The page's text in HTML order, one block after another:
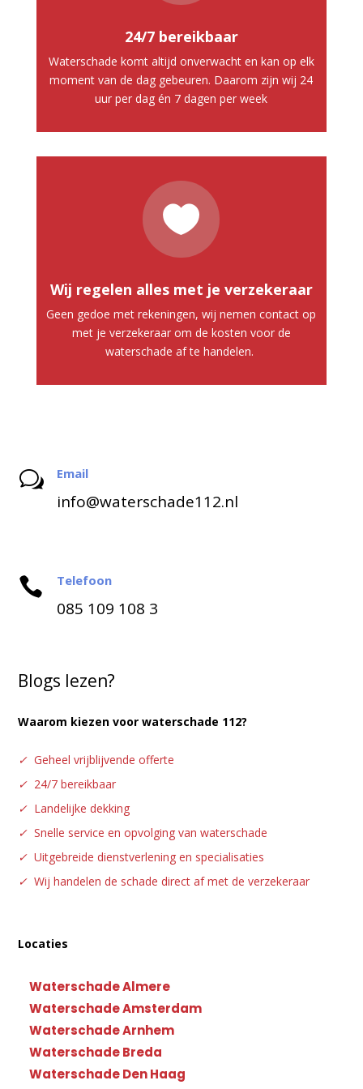
24/7 bereikbaar
Waterschade komt altijd onverwacht en kan op elk
moment van de dag gebeuren. Daarom zijn wij 24
uur per dag én 7 dagen per week

Wij regelen alles met je verzekeraar
Geen gedoe met rekeningen, wij nemen contact op
met je verzekeraar om de kosten voor de
waterschade af te handelen.
w Email
info@waterschade112.nl
 Telefoon
085 109 108 3
Blogs lezen?
Waarom kiezen voor waterschade 112?
✓ Geheel vrijblijvende offerte
✓ 24/7 bereikbaar
✓ Landelijke dekking
✓ Snelle service en opvolging van waterschade
✓ Uitgebreide dienstverlening en specialisaties
✓ Wij handelen de schade direct af met de verzekeraar
Locaties
Waterschade Almere
Waterschade Amsterdam
Waterschade Arnhem
Waterschade Breda
Waterschade Den Haag